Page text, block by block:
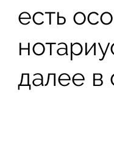
есть
далее в